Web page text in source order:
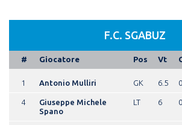
F.C. SGABUZ
# Giocatore Pos Vt
1 Antonio Mulliri GK 6.5 0
4
Giuseppe Michele
Spano
LT 6 0